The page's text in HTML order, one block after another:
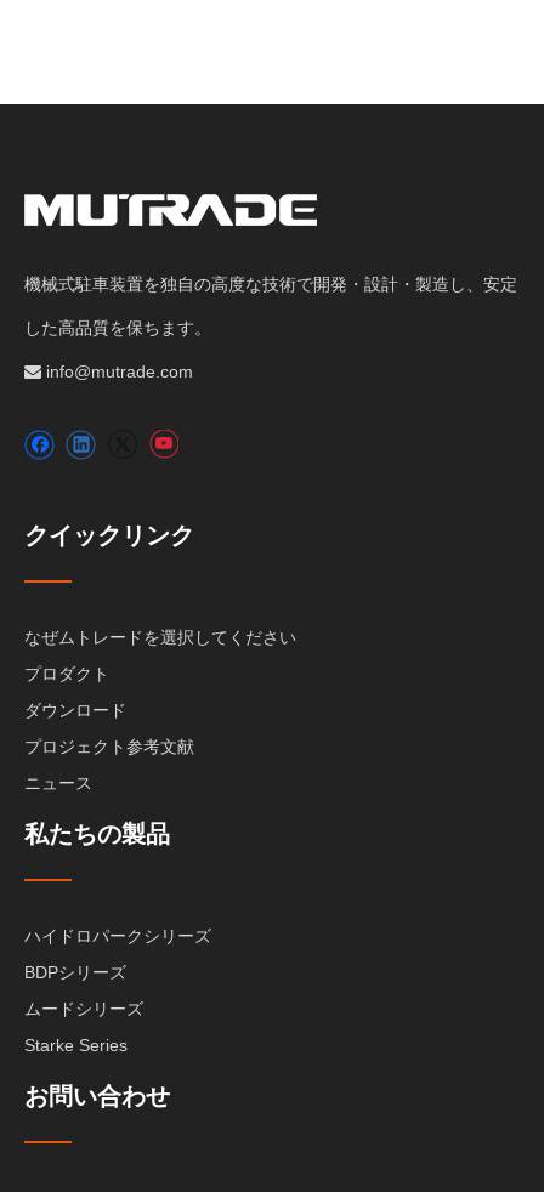
機械式駐車装置を独自の高度な技術で開発・設計・製造し、安定
した高品質を保ちます。
 info@mutrade.com
クイックリンク
なぜムトレードを選択してください
プロダクト
ダウンロード
プロジェクト参考文献
ニュース
私たちの製品
ハイドロパークシリーズ
BDPシリーズ
ムードシリーズ
Starke Series
お問い合わせ